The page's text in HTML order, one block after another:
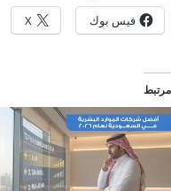
فيس بوك
X
مرتبط